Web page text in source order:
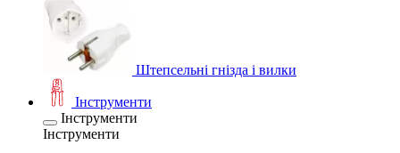
Штепсельні гнізда і вилки
Інструменти
Інструменти
Інструменти